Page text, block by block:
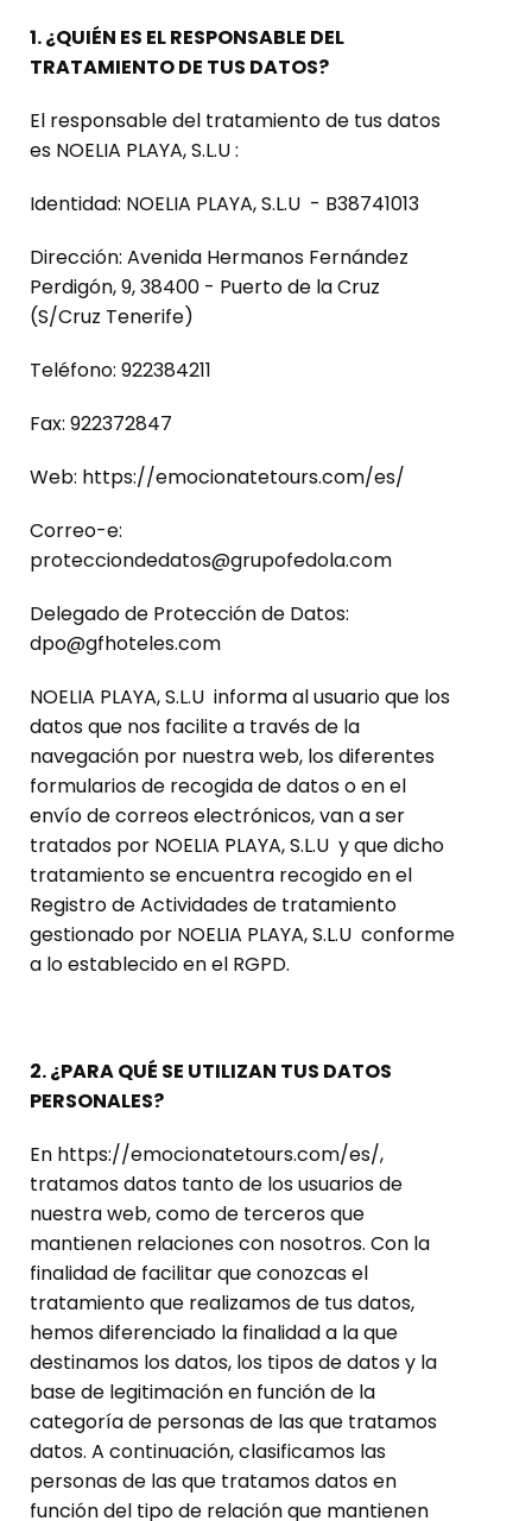
1. ¿QUIÉN ES EL RESPONSABLE DEL
TRATAMIENTO DE TUS DATOS?
El responsable del tratamiento de tus datos
es NOELIA PLAYA, S.L.U :
Identidad: NOELIA PLAYA, S.L.U - B38741013
Dirección: Avenida Hermanos Fernández
Perdigón, 9, 38400 - Puerto de la Cruz
(S/Cruz Tenerife)
Teléfono: 922384211
Fax: 922372847
Web: https://emocionatetours.com/es/
Correo-e:
protecciondedatos@grupofedola.com
Delegado de Protección de Datos:
dpo@gfhoteles.com
NOELIA PLAYA, S.L.U informa al usuario que los
datos que nos facilite a través de la
navegación por nuestra web, los diferentes
formularios de recogida de datos o en el
envío de correos electrónicos, van a ser
tratados por NOELIA PLAYA, S.L.U y que dicho
tratamiento se encuentra recogido en el
Registro de Actividades de tratamiento
gestionado por NOELIA PLAYA, S.L.U conforme
a lo establecido en el RGPD.
2. ¿PARA QUÉ SE UTILIZAN TUS DATOS
PERSONALES?
En https://emocionatetours.com/es/,
tratamos datos tanto de los usuarios de
nuestra web, como de terceros que
mantienen relaciones con nosotros. Con la
finalidad de facilitar que conozcas el
tratamiento que realizamos de tus datos,
hemos diferenciado la finalidad a la que
destinamos los datos, los tipos de datos y la
base de legitimación en función de la
categoría de personas de las que tratamos
datos. A continuación, clasificamos las
personas de las que tratamos datos en
función del tipo de relación que mantienen